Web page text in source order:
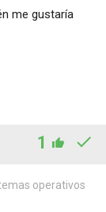
me gustaría
1
operativos